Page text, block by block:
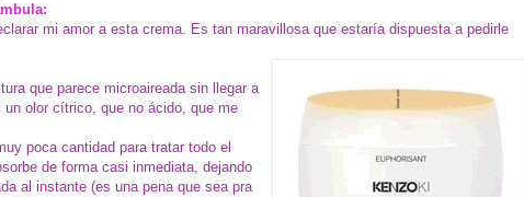
mi amor a esta crema. Es tan maravillosa que estaría dispuesta a pedirle
que parece microaireada sin llegar a
un olor cítrico, que no ácido, que me
poca cantidad para tratar todo el
de forma casi inmediata, dejando
al instante (es una pena que sea pra